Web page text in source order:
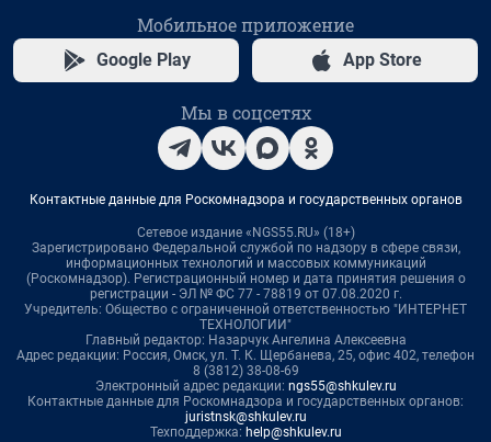
Мобильное приложение
Google Play App Store
Мы в соцсетях
Контактные данные для Роскомнадзора и государственных органов
Сетевое издание «NGS55.RU» (18+)
Зарегистрировано Федеральной службой по надзору в сфере связи,
информационных технологий и массовых коммуникаций
(Роскомнадзор). Регистрационный номер и дата принятия решения о
регистрации - ЭЛ № ФС 77 - 78819 от 07.08.2020 г.
Учредитель: Общество с ограниченной ответственностью "ИНТЕРНЕТ
ТЕХНОЛОГИИ"
Главный редактор: Назарчук Ангелина Алексеевна
Адрес редакции: Россия, Омск, ул. Т. К. Щербанева, 25, офис 402, телефон
8 (3812) 38-08-69
Электронный адрес редакции: ngs55@shkulev.ru
Контактные данные для Роскомнадзора и государственных органов:
juristnsk@shkulev.ru
Техподдержка: help@shkulev.ru